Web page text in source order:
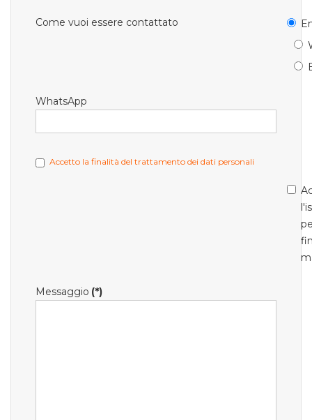
Come vuoi essere contattato
WhatsApp
Accetto la finalità del trattamento dei dati personali
Messaggio (*)